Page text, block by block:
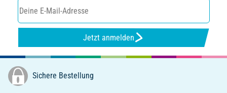
Jetzt anmelden
Sichere Bestellung